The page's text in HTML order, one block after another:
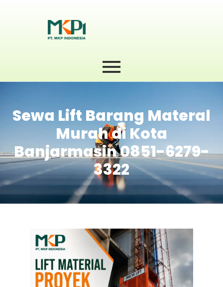
Sewa Lift Barang Materal
Murah di Kota
Banjarmasin 0851-6279-
3322